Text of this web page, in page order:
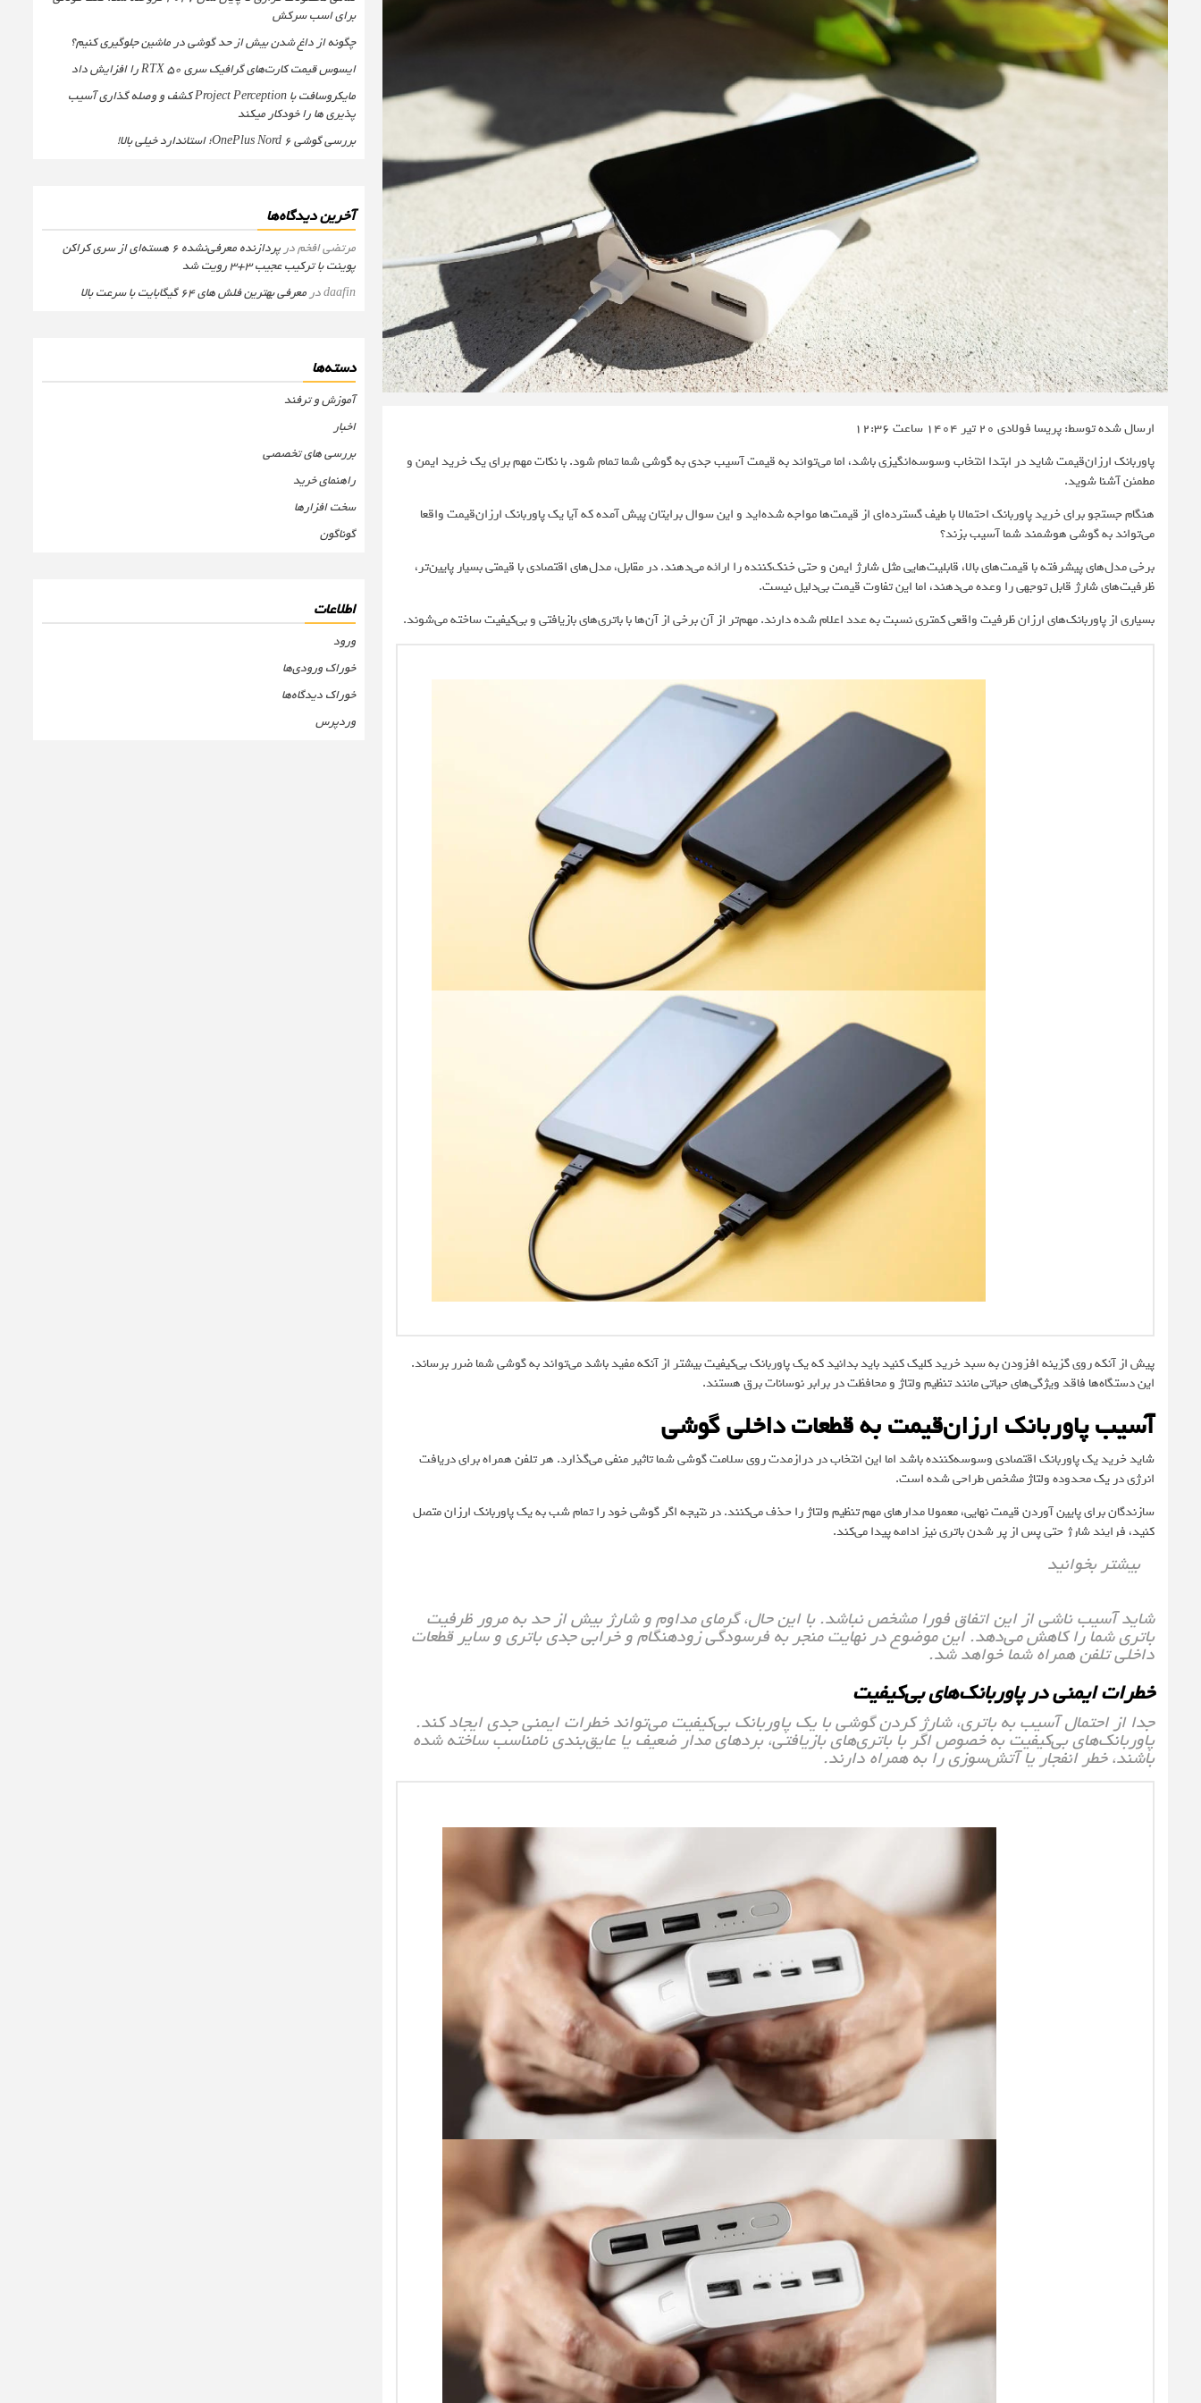
ارسال شده توسط: پریسا فولادی 20 تیر 1404 ساعت 12:36
پاوربانک ارزان‌قیمت شاید در ابتدا انتخاب وسوسه‌انگیزی باشد، اما می‌تواند به قیمت آسیب جدی به گوشی شما تمام شود. با نکات مهم برای یک خرید ایمن و
مطمئن آشنا شوید.
هنگام جستجو برای خرید پاوربانک احتمالا با طیف گسترده‌ای از قیمت‌ها مواجه شده‌اید و این سوال برایتان پیش آمده که آیا یک پاوربانک ارزان‌قیمت واقعا
می‌تواند به گوشی هوشمند شما آسیب بزند؟
برخی مدل‌های پیشرفته با قیمت‌های بالا، قابلیت‌هایی مثل شارژ ایمن و حتی خنک‌کننده را ارائه می‌دهند. در مقابل، مدل‌های اقتصادی با قیمتی بسیار پایین‌تر،
ظرفیت‌های شارژ قابل توجهی را وعده می‌دهند، اما این تفاوت قیمت بی‌دلیل نیست.
بسیاری از پاوربانک‌های ارزان ظرفیت واقعی کمتری نسبت به عدد اعلام‌ شده دارند. مهم‌تر از آن برخی از آن‌ها با باتری‌های بازیافتی و بی‌کیفیت ساخته می‌شوند.
پیش از آنکه روی گزینه افزودن به سبد خرید کلیک کنید باید بدانید که یک پاوربانک بی‌کیفیت بیشتر از آنکه مفید باشد می‌تواند به گوشی شما ضرر برساند.
این دستگاه‌ها فاقد ویژگی‌های حیاتی مانند تنظیم ولتاژ و محافظت در برابر نوسانات برق هستند.
آسیب پاوربانک ارزان‌قیمت به قطعات داخلی گوشی
شاید خرید یک پاوربانک اقتصادی وسوسه‌کننده باشد اما این انتخاب در درازمدت روی سلامت گوشی شما تاثیر منفی می‌گذارد. هر تلفن همراه برای دریافت
انرژی در یک محدوده ولتاژ مشخص طراحی شده است.
سازندگان برای پایین آوردن قیمت نهایی، معمولا مدارهای مهم تنظیم ولتاژ را حذف می‌کنند. در نتیجه اگر گوشی خود را تمام شب به یک پاوربانک ارزان متصل
کنید، فرایند شارژ حتی پس از پر شدن باتری نیز ادامه پیدا می‌کند.
بیشتر بخوانید
شاید آسیب ناشی از این اتفاق فورا مشخص نباشد. با این حال، گرمای مداوم و شارژ بیش از حد به مرور ظرفیت
باتری شما را کاهش می‌دهد. این موضوع در نهایت منجر به فرسودگی زودهنگام و خرابی جدی باتری و سایر قطعات
داخلی تلفن همراه شما خواهد شد.
خطرات ایمنی در پاوربانک‌های بی‌کیفیت
جدا از احتمال آسیب به باتری، شارژ کردن گوشی با یک پاوربانک بی‌کیفیت می‌تواند خطرات ایمنی جدی ایجاد کند.
پاوربانک‌های بی‌کیفیت به خصوص اگر با باتری‌های بازیافتی، بردهای مدار ضعیف یا عایق‌بندی نامناسب ساخته شده
باشند، خطر انفجار یا آتش‌سوزی را به همراه دارند.
برای اسب سرکش
چگونه از داغ شدن بیش از حد گوشی در ماشین جلوگیری کنیم؟
ایسوس قیمت کارت‌های گرافیک سری RTX 50 را افزایش داد
مایکروسافت با Project Perception کشف و وصله گذاری آسیب
پذیری ها را خودکار میکند
بررسی گوشی OnePlus Nord 6؛ استاندارد خیلی بالا!
آخرین دیدگاه‌ها
مرتضی افخمدر
پردازنده معرفی‌نشده 6 هسته‌ای از سری کراکن
پوینت با ترکیب عجیب 3+3 رویت شد
daafinدر معرفی بهترین فلش های 64 گیگابایت با سرعت بالا
دسته‌ها
آموزش و ترفند
اخبار
بررسی های تخصصی
راهنمای خرید
سخت افزارها
گوناگون
اطلاعات
ورود
خوراک ورودی‌ها
خوراک دیدگاه‌ها
وردپرس